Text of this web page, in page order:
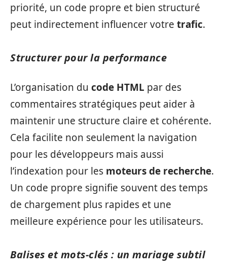
priorité, un code propre et bien structuré
peut indirectement influencer votre trafic.
Structurer pour la performance
L’organisation du code HTML par des
commentaires stratégiques peut aider à
maintenir une structure claire et cohérente.
Cela facilite non seulement la navigation
pour les développeurs mais aussi
l’indexation pour les moteurs de recherche.
Un code propre signifie souvent des temps
de chargement plus rapides et une
meilleure expérience pour les utilisateurs.
Balises et mots-clés : un mariage subtil